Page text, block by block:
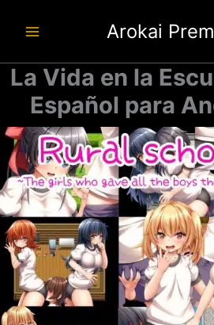
Arokai
La Vida en la
Español para